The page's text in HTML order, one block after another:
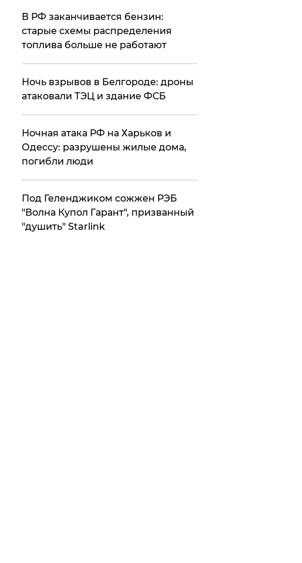
​В РФ заканчивается бензин:
старые схемы распределения
топлива больше не работают
​Ночь взрывов в Белгороде: дроны
атаковали ТЭЦ и здание ФСБ
​Ночная атака РФ на Харьков и
Одессу: разрушены жилые дома,
погибли люди
Под Геленджиком сожжен РЭБ
"Волна Купол Гарант", призванный
"душить" Starlink